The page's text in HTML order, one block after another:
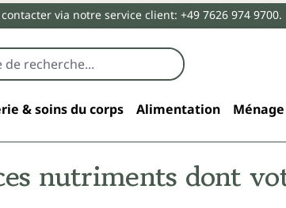
via notre service client: +49 7626 974 9700.
& soins du corps Alimentation Ménage
nutriments dont